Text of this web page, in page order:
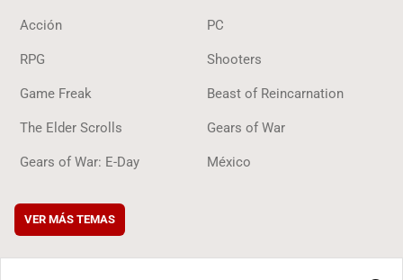
Acción PC
RPG Shooters
Game Freak Beast of Reincarnation
The Elder Scrolls Gears of War
Gears of War: E-Day México
VER MÁS TEMAS